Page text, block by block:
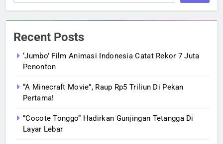
Recent Posts
‘Jumbo’ Film Animasi Indonesia Catat Rekor 7 Juta
Penonton
“A Minecraft Movie”, Raup Rp5 Triliun Di Pekan
Pertama!
“Cocote Tonggo” Hadirkan Gunjingan Tetangga Di
Layar Lebar